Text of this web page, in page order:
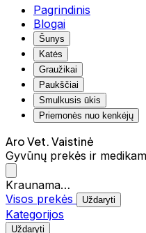
Pagrindinis
Blogai
Šunys
Katės
Graužikai
Paukščiai
Smulkusis ūkis
Priemonės nuo kenkėjų
Aro Vet. Vaistinė
Gyvūnų prekės ir
Kraunama…
Visos prekės
Uždaryti
Kategorijos
Uždaryti